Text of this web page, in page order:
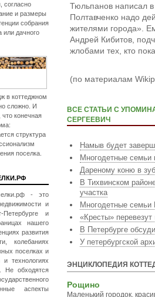
Тюльпанов написал в
Полтавченко надо
жителями города».
Андрей Кибитов,
жлобами тех, кто
(по материалам
ВСЕ СТАТЬИ С
СЕРГЕЕВИЧ
Намыв будет
Многодетные семьи
Дареному коню в
В Тихвинском
участка
Многодетные семьи
«Кресты»
В Петербурге
У петербургской
ЭНЦИКЛОПЕДИЯ
Рощино
Маленький городок,
согласно
и размеры
собрания
или дачного
в коттеджном
сложно. И
что конечная
структура
поселка.
- это
и
Петербурге и
нашего
развития
колебаниях
поселках и
технологиях
Не обходятся
аспекты